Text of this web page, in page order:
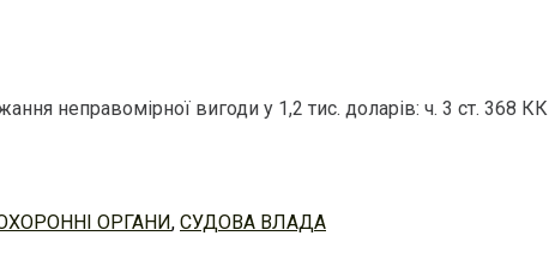
неправомірної вигоди у 1,2 тис. доларів: ч. 3 ст. 368 КК
ОРГАНИ, СУДОВА ВЛАДА